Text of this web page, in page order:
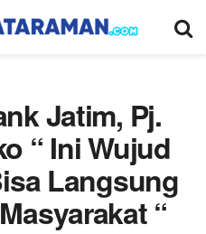
Jatim, Pj.
“ Ini Wujud
Langsung
“